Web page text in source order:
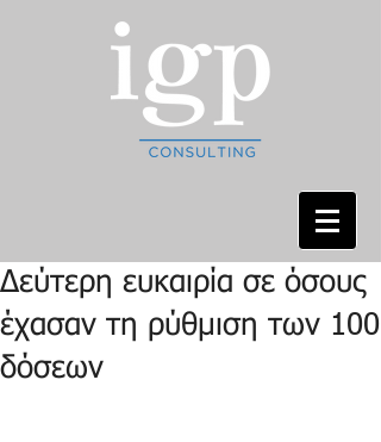
Δεύτερη ευκαιρία σε όσους
έχασαν τη ρύθμιση των 100
δόσεων